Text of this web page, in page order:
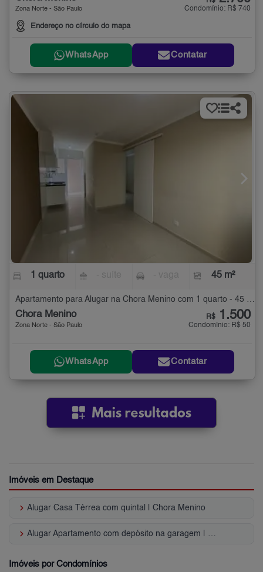
Zona Norte - São Paulo
Endereço no círculo do mapa
Condomínio: R$ 740
WhatsApp Contatar
1 quarto 45 m²
Chora Menino
Zona Norte - São Paulo
R$ 1.500
Condomínio: R$ 50
WhatsApp Contatar
Imóveis em Destaque
keyboard_arrow_right Alugar Casa Térrea com quintal | Chora Menino
keyboard_arrow_right Alugar Apartamento com depósito na garagem | Chora Menino
Imóveis por Condomínios